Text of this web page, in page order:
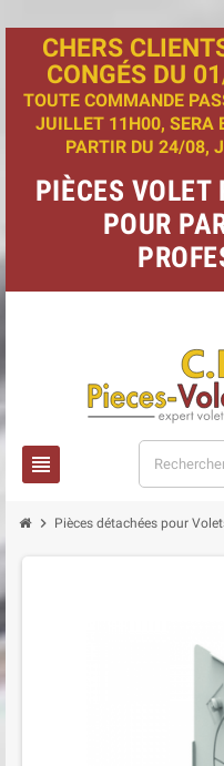
CHERS
CONGÉS DU
TOUTE COMMANDE
JUILLET 11H00, SERA
PARTIR DU 24/08,
PIÈCES VOLET
POUR
view_headline
chevron_right Pièces détachées pour